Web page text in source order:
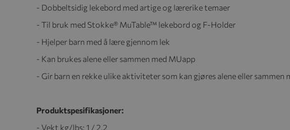
- Dobbeltsidig lekebord med artige og lærerike temaer
- Til bruk med Stokke® MuTable™ lekebord og F-Holder
- Hjelper barn med å lære gjennom lek
- Kan brukes alene eller sammen med MUapp
- Gir barn en rekke ulike aktiviteter som kan gjøres alene eller sammen
Produktspesifikasjoner:
- Vekt kg/lbs: 1 / 2.2